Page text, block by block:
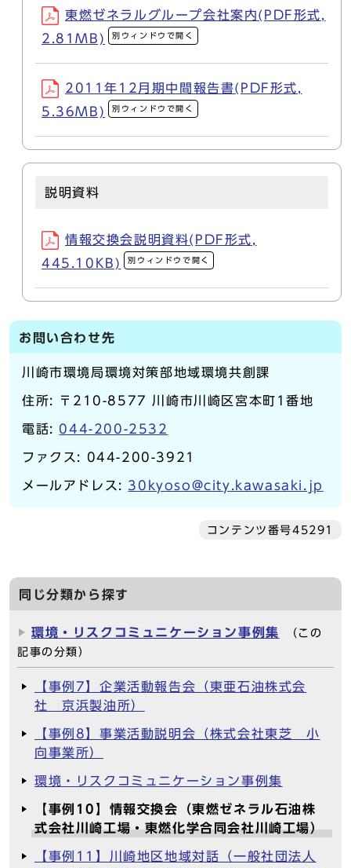
東燃ゼネラルグループ会社案内(PDF形式,
2.81MB)
別ウィンドウで開く
2011年12月期中間報告書(PDF形式,
5.36MB)
別ウィンドウで開く
説明資料
情報交換会説明資料(PDF形式,
445.10KB)
別ウィンドウで開く
お問い合わせ先
川崎市環境局環境対策部地域環境共創課
住所: 〒210-8577 川崎市川崎区宮本町1番地
電話: 044-200-2532
ファクス: 044-200-3921
メールアドレス: 30kyoso@city.kawasaki.jp
コンテンツ番号45291
同じ分類から探す
環境・リスクコミュニケーション事例集
（この
記事の分類）
【事例7】企業活動報告会（東亜石油株式会
社 京浜製油所）
【事例8】事業活動説明会（株式会社東芝 小
向事業所）
環境・リスクコミュニケーション事例集
【事例10】情報交換会（東燃ゼネラル石油株
式会社川崎工場・東燃化学合同会社川崎工場）
【事例11】川崎地区地域対話（一般社団法人